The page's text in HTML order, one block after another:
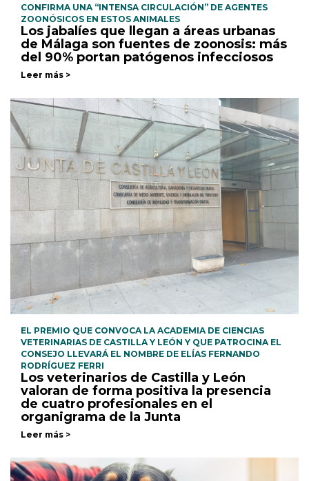
CONFIRMA UNA “INTENSA CIRCULACIÓN” DE AGENTES
ZOONÓSICOS EN ESTOS ANIMALES
Los jabalíes que llegan a áreas urbanas
de Málaga son fuentes de zoonosis: más
del 90% portan patógenos infecciosos
Leer más >
EL PREMIO QUE CONVOCA LA ACADEMIA DE CIENCIAS
VETERINARIAS DE CASTILLA Y LEÓN Y QUE PATROCINA EL
CONSEJO LLEVARÁ EL NOMBRE DE ELÍAS FERNANDO
RODRÍGUEZ FERRI
Los veterinarios de Castilla y León
valoran de forma positiva la presencia
de cuatro profesionales en el
organigrama de la Junta
Leer más >